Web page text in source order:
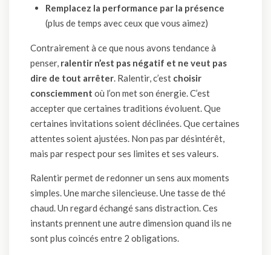
Remplacez la performance par la présence
(plus de temps avec ceux que vous aimez)
Contrairement à ce que nous avons tendance à
penser, ralentir n’est pas négatif et ne veut pas
dire de tout arrêter. Ralentir, c’est choisir
consciemment où l’on met son énergie. C’est
accepter que certaines traditions évoluent. Que
certaines invitations soient déclinées. Que certaines
attentes soient ajustées. Non pas par désintérêt,
mais par respect pour ses limites et ses valeurs.
Ralentir permet de redonner un sens aux moments
simples. Une marche silencieuse. Une tasse de thé
chaud. Un regard échangé sans distraction. Ces
instants prennent une autre dimension quand ils ne
sont plus coincés entre 2 obligations.